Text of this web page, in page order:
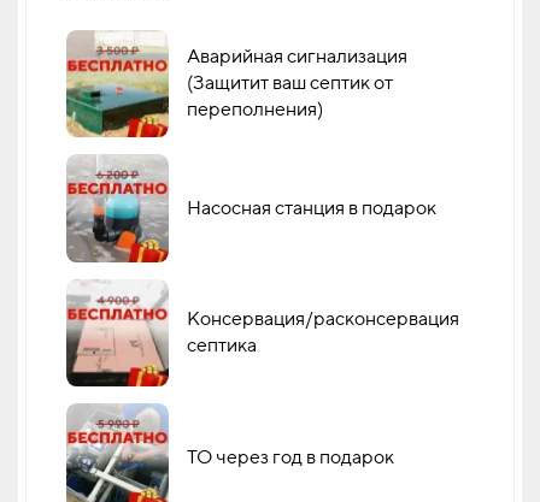
Аварийная сигнализация
(Защитит ваш септик от
переполнения)
Насосная станция в подарок
Консервация/расконсервация
септика
ТО через год в подарок